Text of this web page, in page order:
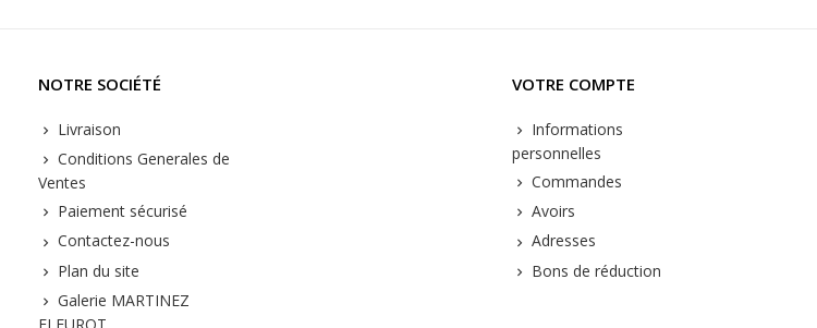
NOTRE SOCIÉTÉ
Livraison
Conditions Generales de
Ventes
Paiement sécurisé
Contactez-nous
Plan du site
Galerie MARTINEZ
VOTRE COMPTE
Informations
personnelles
Commandes
Avoirs
Adresses
Bons de réduction